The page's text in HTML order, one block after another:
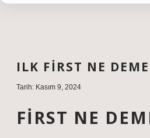
ILK FIRST NE
Tarih: Kasım 9, 2024
FIRST NE